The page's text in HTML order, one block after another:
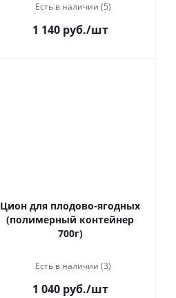
Есть в наличии (5)
1 140 руб./шт
Цион для плодово-ягодных
(полимерный контейнер
700г)
Есть в наличии (3)
1 040 руб./шт